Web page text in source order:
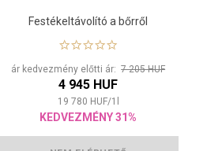
Festékeltávolító a bőrről
ár kedvezmény előtti ár:7 205 HUF
4 945 HUF
19 780 HUF/1
KEDVEZMÉNY 31%